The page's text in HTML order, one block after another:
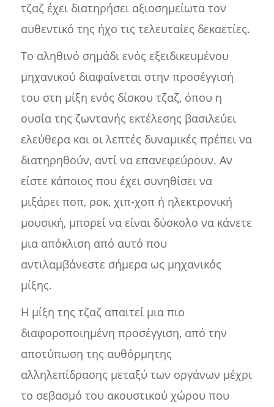
τζαζ έχει διατηρήσει αξιοσημείωτα τον
αυθεντικό της ήχο τις τελευταίες δεκαετίες.
Το αληθινό σημάδι ενός εξειδικευμένου
μηχανικού διαφαίνεται στην προσέγγισή
του στη μίξη ενός δίσκου τζαζ, όπου η
ουσία της ζωντανής εκτέλεσης βασιλεύει
ελεύθερα και οι λεπτές δυναμικές πρέπει να
διατηρηθούν, αντί να επανεφεύρουν. Αν
είστε κάποιος που έχει συνηθίσει να
μιξάρει ποπ, ροκ, χιπ-χοπ ή ηλεκτρονική
μουσική, μπορεί να είναι δύσκολο να κάνετε
μια απόκλιση από αυτό που
αντιλαμβάνεστε σήμερα ως μηχανικός
μίξης.
Η μίξη της τζαζ απαιτεί μια πιο
διαφοροποιημένη προσέγγιση, από την
αποτύπωση της αυθόρμητης
αλληλεπίδρασης μεταξύ των οργάνων μέχρι
το σεβασμό του ακουστικού χώρου που